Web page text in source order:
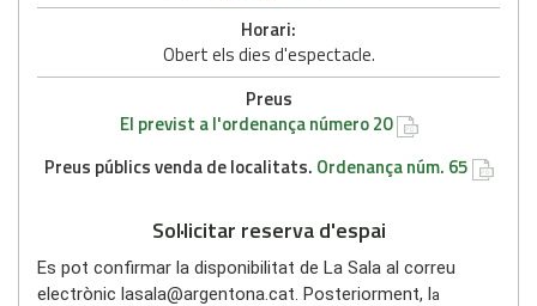
Horari:
Obert els dies d'espectacle.
Preus
El previst a l'ordenança número 20
Preus públics venda de localitats. Ordenança núm. 65
Sol·licitar reserva d'espai
Es pot confirmar la disponibilitat de La Sala al correu
electrònic lasala@argentona.cat. Posteriorment, la